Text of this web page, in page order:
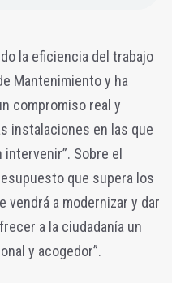
la eficiencia del trabajo
Mantenimiento y ha
compromiso real y
instalaciones en las que
Sobre el
que supera los
vendrá a modernizar y dar
a la ciudadanía un
y acogedor”.